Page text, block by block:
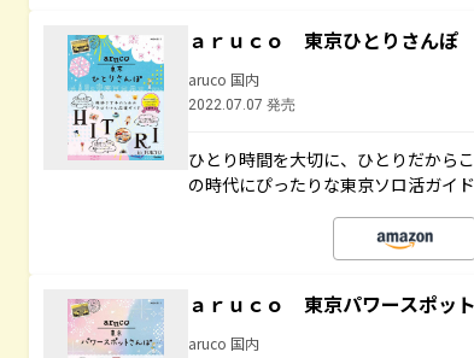
ａｒｕｃｏ 東京ひとりさんぽ
aruco 国内
2022.07.07 発売
ひとり時間を大切に、ひとりだから
の時代にぴったりな東京ソロ活ガイド
ａｒｕｃｏ 東京パワースポッ
aruco 国内